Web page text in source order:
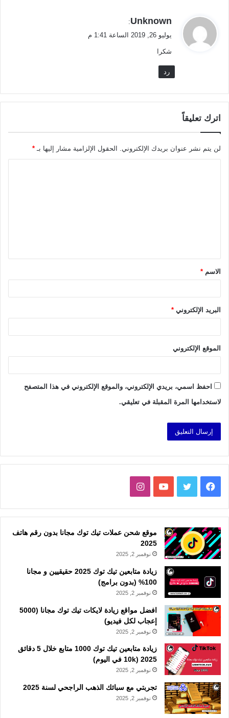
ي
ل
Unknown
:
يوليو 26, 2019 الساعة 1:41 م
شكرا
رد
اترك تعليقاً
لن يتم نشر عنوان بريدك الإلكتروني. الحقول الإلزامية مشار إليها بـ *
ق
*الاسم *
البريد الإلكتروني *
الموقع الإلكتروني
احفظ اسمي، بريدي الإلكتروني، والموقع الإلكتروني في هذا المتصفح
لاستخدامها المرة المقبلة في تعليقي.
فيسبوك تويتر يوتيوبانستقرام
موقع شحن عملات تيك توك مجانا بدون رقم هاتف
2025
نوفمبر 2, 2025
زيادة متابعين تيك توك 2025 حقيقيين و مجانا
100% (بدون برامج)
نوفمبر 2, 2025
افضل مواقع زيادة لايكات تيك توك مجانا (5000
إعجاب لكل فيديو)
نوفمبر 2, 2025
زيادة متابعين تيك توك 1000 متابع خلال 5 دقائق
2025 (10k في اليوم)
نوفمبر 2, 2025
تجربتي مع سبائك الذهب الراجحي لسنة 2025
نوفمبر 2, 2025